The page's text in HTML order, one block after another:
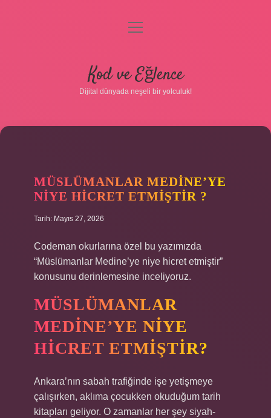
Gizlilik Politikası
Hakkımızda
menüyü
Kod ve Eğlence
Dijital dünyada neşeli bir yolculuk!
MÜSLÜMANLAR MEDINE’YE
NIYE HICRET ETMIŞTIR ?
Tarih: Mayıs 27, 2026
Codeman okurlarına özel bu yazımızda
“Müslümanlar Medine’ye niye hicret etmiştir”
konusunu derinlemesine inceliyoruz.
MÜSLÜMANLAR
MEDINE’YE NIYE
HICRET ETMIŞTIR?
Ankara’nın sabah trafiğinde işe yetişmeye
çalışırken, aklıma çocukken okuduğum tarih
kitapları geliyor. O zamanlar her şey siyah-